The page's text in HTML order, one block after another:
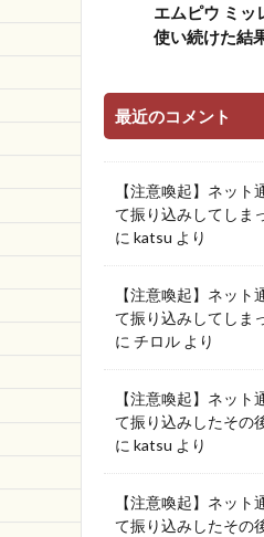
エムピウ ミ
使い続けた結
最近のコメント
【注意喚起】ネッ
て振り込みしてしま
に katsu より
【注意喚起】ネッ
て振り込みしてしま
に チロル より
【注意喚起】ネッ
て振り込みしたその
に katsu より
【注意喚起】ネッ
て振り込みしたその